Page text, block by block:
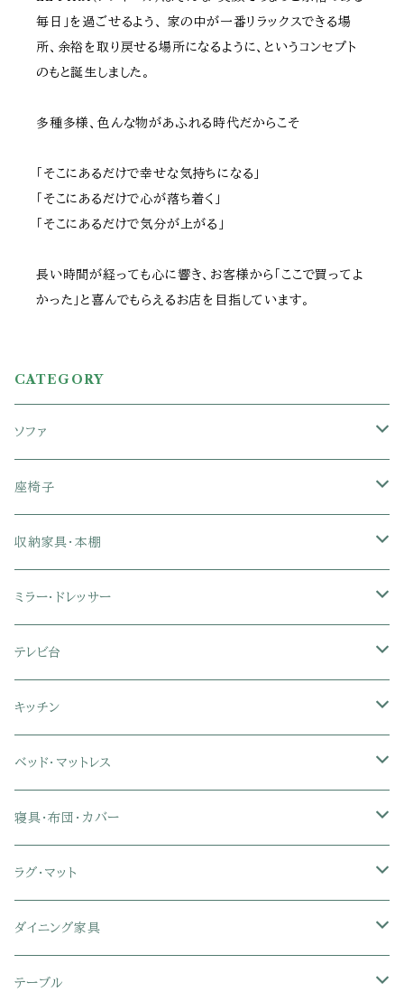
毎日」を過ごせるよう、 家の中が一番リラックスできる場
所、余裕を取り戻せる場所になるように、というコンセプト
のもと誕生しました。
多種多様、色んな物があふれる時代だからこそ
「そこにあるだけで幸せな気持ちになる」
「そこにあるだけで心が落ち着く」
「そこにあるだけで気分が上がる」
長い時間が経っても心に響き、お客様から「ここで買ってよ
かった」と喜んでもらえるお店を目指しています。
CATEGORY
ソファ
1人掛けソファ
2人掛けソファ
3人掛けソファ
フロアソファ・ローソファ
ソファベッド
カウチソファ・コーナーソファ
リクライニングソファ
スツール・オットマン
クッションソファ
革・レザー・合皮ソファ
座椅子
1人掛け座椅子
2人掛け座椅子
リクライニング座椅子
肘付き座椅子
座椅子カバー
ポケットコイル座椅子
収納家具・本棚
カラーボックス
本棚・書棚
衣類・タンス・チェスト
ハンガーラック
ラック・シェルフ
スチールラック・メタルラック
衣装ケース・壁面収納・ワードローブ
キャビネット・サイドボード
ミラー・ドレッサー
ドレッサー・鏡台
ミラー・スタンドミラー
テレビ台
壁面収納・ハイタイプテレビ台
ミドルタイプテレビ台
ロータイプテレビ台
コーナーテレビ台
伸縮テレビ台
テレビスタンド
キッチン
食器棚・キッチンボード
レンジ台
キッチンワゴン
キッチンカウンター
キッチンラック・冷蔵庫ラック
ベッド・マットレス
ローベッド
セミシングル
シングル
収納付きベッド
セミシングル
シングル
パネルベッド
セミシングル
すのこベッド
寝具・布団・カバー
掛け布団
敷き布団
布団セット
ラグ・マット
ラグ・カーペット
玄関マット
ダイニング家具
ダイニングテーブル
テーブル